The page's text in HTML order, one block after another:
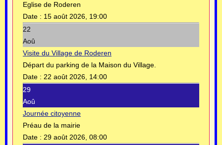
Eglise de Roderen
Date : 15 août 2026, 19:00
22
Aoû
Visite du Village de Roderen
Départ du parking de la Maison du Village.
Date : 22 août 2026, 14:00
29
Aoû
Journée citoyenne
Préau de la mairie
Date : 29 août 2026, 08:00